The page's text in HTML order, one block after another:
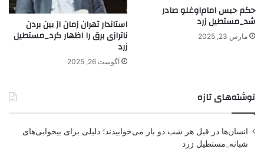
حکم حبس امام‌اوغلو صادر
شد_مستطیل زرد
مارس 23, 2025
استاندار تهران زمان از بین بردن
ناترازی برق را اظهار کرد_مستطیل
زرد
آگوست 26, 2025
نوشته‌های تازه
انسان‌ها در قبل هر شب دو بار می‌خوابیدند؛ دلیلی برای بیخوابی‌های
شبانه_مستطیل زرد